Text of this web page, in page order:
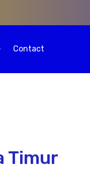
Contact
Timur